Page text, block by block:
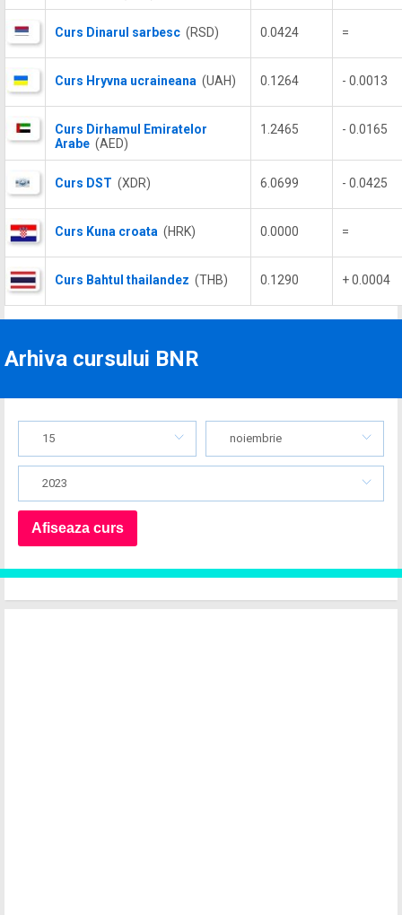
Curs Dinarul sarbesc (RSD) 0.0424 =
Curs Hryvna ucraineana (UAH) 0.1264 - 0.0013
Curs Dirhamul Emiratelor
Arabe (AED)
1.2465 - 0.0165
Curs DST (XDR) 6.0699 - 0.0425
Curs Kuna croata (HRK) 0.0000 =
Curs Bahtul thailandez (THB) 0.1290 + 0.0004
Arhiva cursului BNR
15 noiembrie
2023